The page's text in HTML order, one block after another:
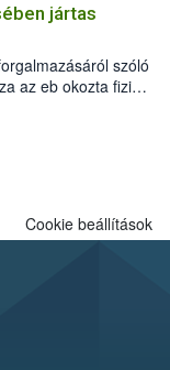
jártas
szóló
az eb okozta fizikai
felmerülő
tartását és annak
Cookie beállítások